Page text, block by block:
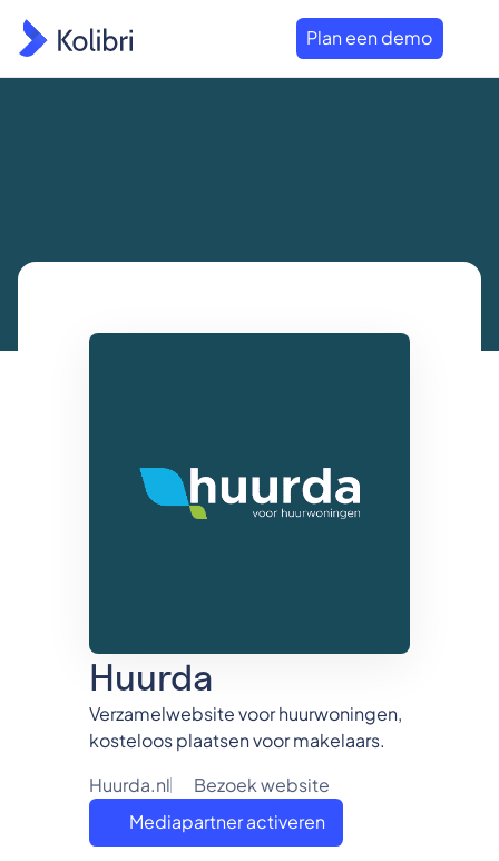
Plan een demo
Huurda
Verzamelwebsite voor huurwoningen,
kosteloos plaatsen voor makelaars.
Huurda.nl
Bezoek website
Mediapartner activeren